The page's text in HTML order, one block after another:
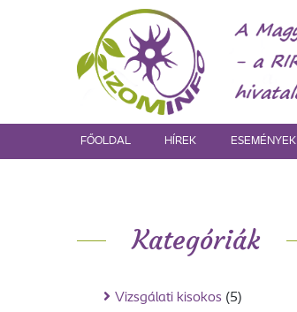
FŐOLDAL HÍREK ESEMÉNYEK
Kategóriák
Vizsgálati kisokos (5)